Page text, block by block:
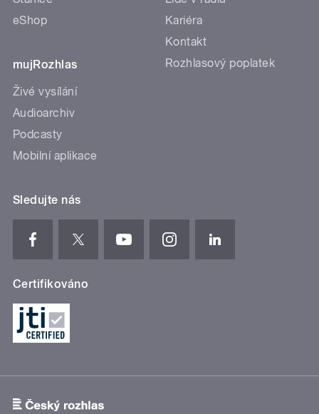
eShop
mujRozhlas
Živé vysílání
Audioarchiv
Podcasty
Mobilní aplikace
Kariéra
Kontakt
Rozhlasový poplatek
Sledujte nás
Certifikováno